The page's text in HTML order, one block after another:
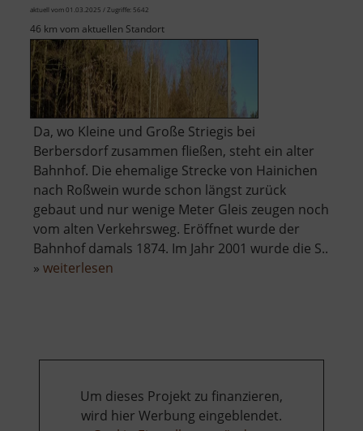
aktuell vom 01.03.2025 / Zugriffe: 5642
46 km vom aktuellen Standort
Da, wo Kleine und Große Striegis bei
Berbersdorf zusammen fließen, steht ein alter
Bahnhof. Die ehemalige Strecke von Hainichen
nach Roßwein wurde schon längst zurück
gebaut und nur wenige Meter Gleis zeugen noch
vom alten Verkehrsweg. Eröffnet wurde der
Bahnhof damals 1874. Im Jahr 2001 wurde die S..
» weiterlesen
Um dieses Projekt zu finanzieren,
wird hier Werbung eingeblendet.